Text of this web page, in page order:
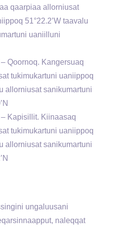
qaarpiaa allorniusat
51°22.2’W taavalu
uaniilluni
Qoornoq. Kangersuaq
tukimukartuni uaniippoq
allorniusat sanikumartuni
Kapisillit. Kiinaasaq
tukimukartuni uaniippoq
allorniusat sanikumartuni
ungaluusani
naleqqat